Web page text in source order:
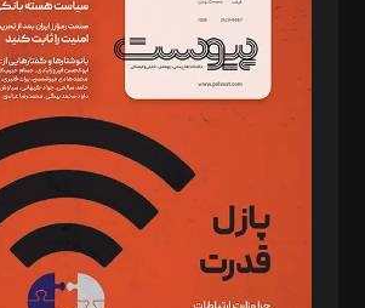
د‌بیر ناداستان: سمانه سمیع
د‌بیر خدمت و تجارت: ابوالفضل رجبی
د‌بیر حقوق فناوری: حسام‌الدین ایپکچی
د‌بیر پیوست جهان: مینا پاکدل
د‌بیر تحریریه آنلاین: بابک نقاش
تحریریه‌: مجتبی محمود‌ی، آرش برهمند، یسنا
مصطفی مسجدی آرانی، ابوالفضل رجبی، زهرا فکرانه،
رستمی،مصطفی باستان
ویرایش: نگار استاد‌‌آقا